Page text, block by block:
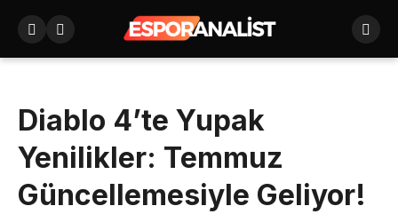
Diablo 4’te Yupak
Yenilikler: Temmuz
Güncellemesiyle Geliyor!